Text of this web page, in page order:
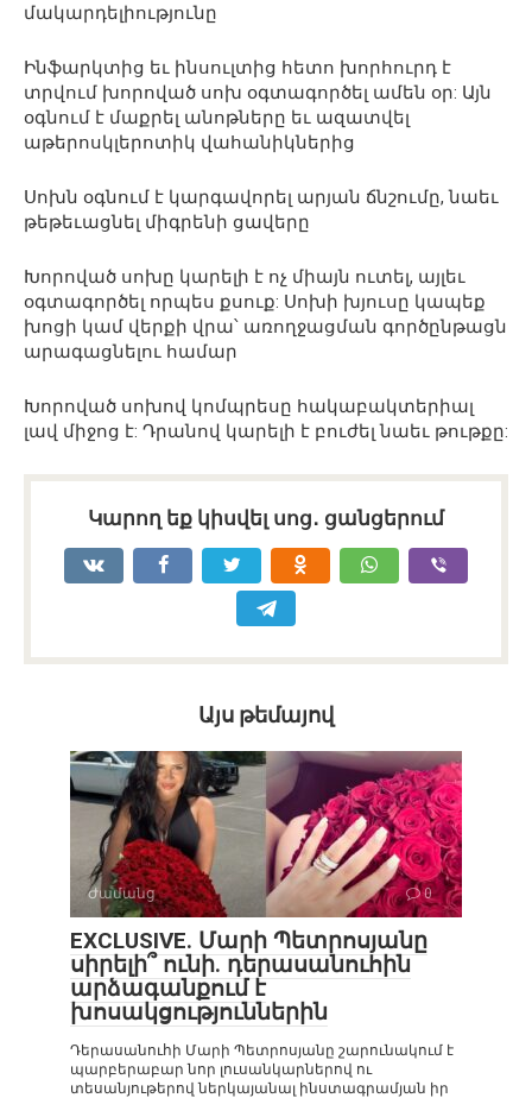
մակարդելիությունը
Ինֆարկտից եւ ինսուլտից հետո խորհուրդ է
տրվում խորոված սոխ օգտագործել ամեն օր: Այն
օգնում է մաքրել անոթները եւ ազատվել
աթերոսկլերոտիկ վահանիկներից
Սոխն օգնում է կարգավորել արյան ճնշումը, նաեւ
թեթեւացնել միգրենի ցավերը
Խորոված սոխը կարելի է ոչ միայն ուտել, այլեւ
օգտագործել որպես քսուք: Սոխի խյուսը կապեք
խոցի կամ վերքի վրա՝ առողջացման գործընթացն
արագացնելու համար
Խորոված սոխով կոմպրեսը հակաբակտերիալ
լավ միջոց է: Դրանով կարելի է բուժել նաեւ թութքը:
Կարող եք կիսվել սոց․ ցանցերում
Այս թեմայով
Ժամանց 0
EXCLUSIVE. Մարի Պետրոսյանը
սիրելի՞ ունի. դերասանուհին
արձագանքում է
խոսակցություններին
Դերասանուհի Մարի Պետրոսյանը շարունակում է
պարբերաբար նոր լուսանկարներով ու
տեսանյութերով ներկայանալ ինստագրամյան իր